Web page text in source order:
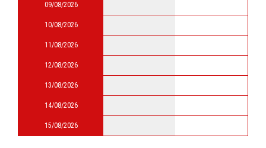
09/08/2026
10/08/2026
11/08/2026
12/08/2026
13/08/2026
14/08/2026
15/08/2026